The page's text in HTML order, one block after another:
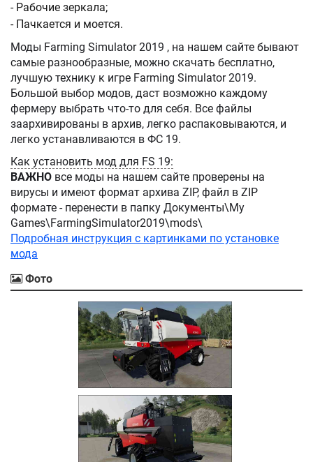
- Рабочие зеркала;
- Пачкается и моется.
Моды Farming Simulator 2019 , на нашем сайте бывают
самые разнообразные, можно скачать бесплатно,
лучшую технику к игре Farming Simulator 2019.
Большой выбор модов, даст возможно каждому
фермеру выбрать что-то для себя. Все файлы
заархивированы в архив, легко распаковываются, и
легко устанавливаются в ФС 19.
Как установить мод для FS 19:
ВАЖНО все моды на нашем сайте проверены на
вирусы и имеют формат архива ZIP, файл в ZIP
формате - перенести в папку Документы\My
Games\FarmingSimulator2019\mods\
Подробная инструкция с картинками по установке
мода
Фото